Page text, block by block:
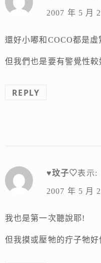
2007 年 5 月
還好小嘟和COCO都是
但我們也是要有警覺性較
REPLY
♥玟子♡表示:
2007 年 5 月
我也是第一次聽說耶!
但我摸或壓牠的疔子牠